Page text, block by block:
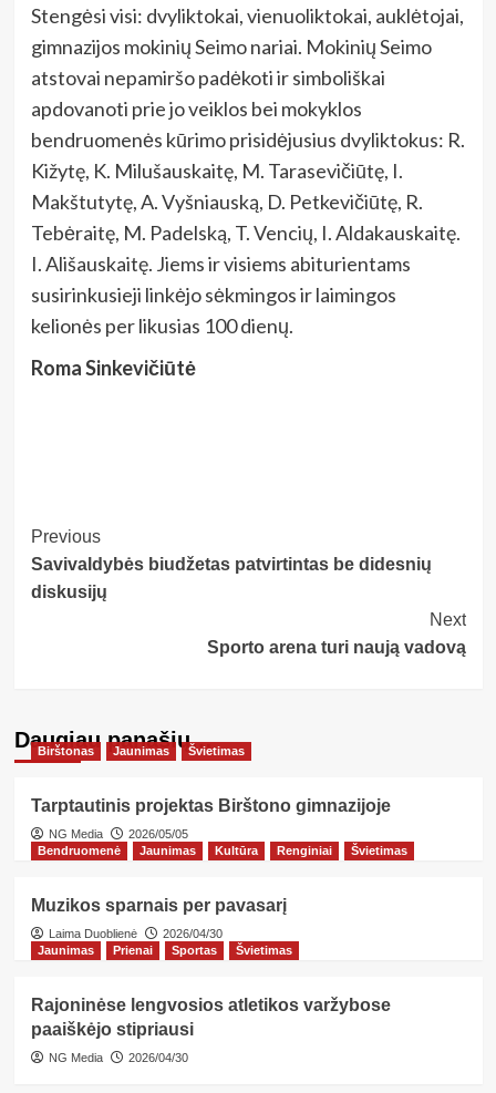
Stengėsi visi: dvyliktokai, vienuoliktokai, auklėtojai,
gimnazijos mokinių Seimo nariai. Mokinių Seimo
atstovai nepamiršo padėkoti ir simboliškai
apdovanoti prie jo veiklos bei mokyklos
bendruomenės kūrimo prisidėjusius dvyliktokus: R.
Kižytę, K. Milušauskaitę, M. Tarasevičiūtę, I.
Makštutytę, A. Vyšniauską, D. Petkevičiūtę, R.
Tebėraitę, M. Padelską, T. Vencių, I. Aldakauskaitę.
I. Ališauskaitę. Jiems ir visiems abiturientams
susirinkusieji linkėjo sėkmingos ir laimingos
kelionės per likusias 100 dienų.
Roma Sinkevičiūtė
Post
Navigation
Previous
Savivaldybės biudžetas patvirtintas be didesnių
diskusijų
Next
Sporto arena turi naują vadovą
Daugiau panašių…
Birštonas Jaunimas Švietimas
Tarptautinis projektas Birštono gimnazijoje
NG Media
2026/05/05
Bendruomenė
Jaunimas Kultūra Renginiai Švietimas
Muzikos sparnais per pavasarį
Laima Duoblienė
2026/04/30
Jaunimas
Prienai Sportas Švietimas
Rajoninėse lengvosios atletikos varžybose
paaiškėjo stipriausi
NG Media 2026/04/30